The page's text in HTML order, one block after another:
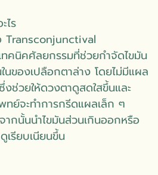
ไร
Transconjunctival
คนิคศัลยกรรมที่ช่วยกำจัดไขมัน
นของเปลือกตาล่าง โดยไม่มีแผล
ช่วยให้ดวงตาดูสดใสขึ้นและ
ทย์จะทำการกรีดแผลเล็ก ๆ
ากนั้นนำไขมันส่วนเกินออกหรือ
เรียบเนียนขึ้น